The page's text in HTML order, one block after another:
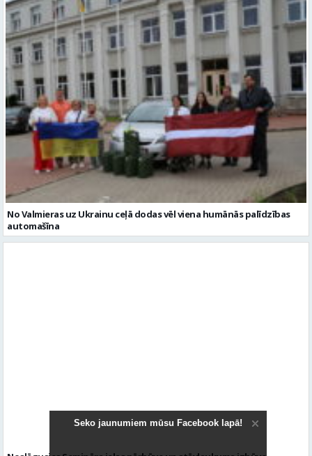
No Valmieras uz Ukrainu ceļā dodas vēl viena humānās palīdzības
automašīna
Seko jaunumiem mūsu Facebook lapā!